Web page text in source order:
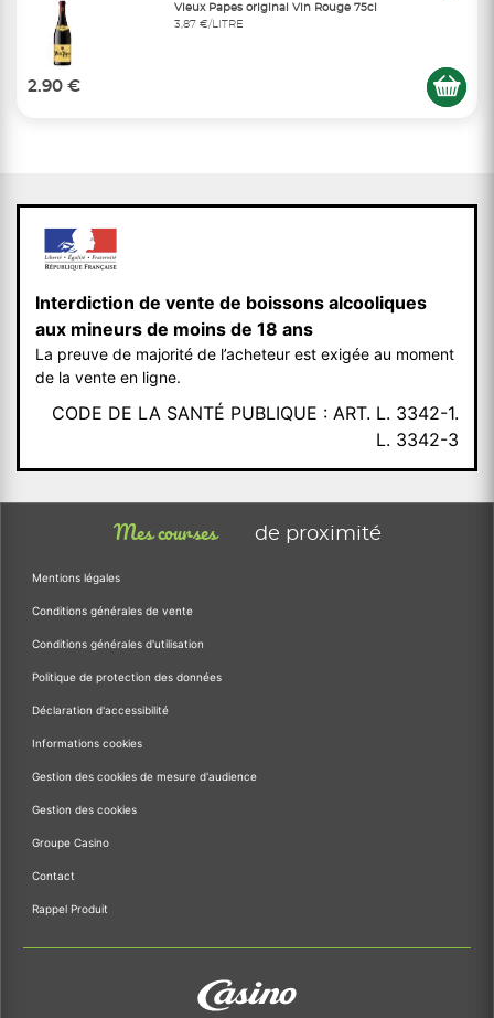
Vieux Papes original Vin Rouge 75cl
3,87 €/LITRE
2.90 €
Interdiction de vente de boissons alcooliques
aux mineurs de moins de 18 ans
La preuve de majorité de l’acheteur est exigée au moment
de la vente en ligne.
CODE DE LA SANTÉ PUBLIQUE : ART. L. 3342-1.
L. 3342-3
Mes courses de proximité
Mentions légales
Conditions générales de vente
Conditions générales d'utilisation
Politique de protection des données
Déclaration d'accessibilité
Informations cookies
Gestion des cookies de mesure d'audience
Gestion des cookies
Groupe Casino
Contact
Rappel Produit